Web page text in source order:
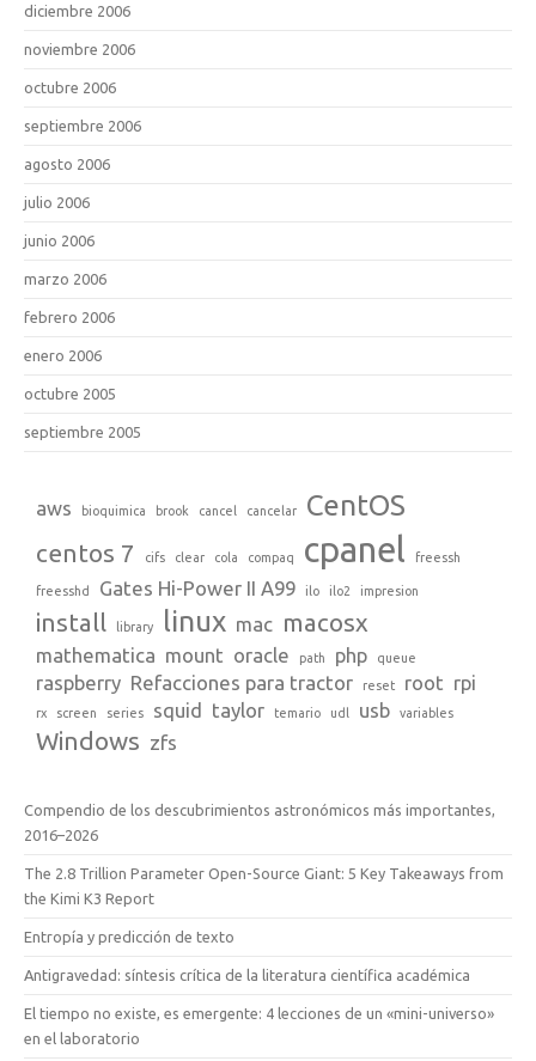
diciembre 2006
noviembre 2006
octubre 2006
septiembre 2006
agosto 2006
julio 2006
junio 2006
marzo 2006
febrero 2006
enero 2006
octubre 2005
septiembre 2005
aws bioquimica brook cancel cancelar CentOS
centos 7 cifs clear cola compaq cpanel freessh
freesshd Gates Hi-Power II A99 ilo ilo2 impresion
install library linux mac macosx
mathematica mount oracle path php queue
raspberry Refacciones para tractor reset root rpi
rx screen series squid taylor temario udl usb variables
Windows zfs
Compendio de los descubrimientos astronómicos más importantes,
2016–2026
The 2.8 Trillion Parameter Open-Source Giant: 5 Key Takeaways from
the Kimi K3 Report
Entropía y predicción de texto
Antigravedad: síntesis crítica de la literatura científica académica
El tiempo no existe, es emergente: 4 lecciones de un «mini-universo»
en el laboratorio